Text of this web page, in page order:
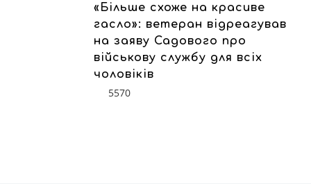
«Більше схоже на красиве
гасло»: ветеран відреагував
на заяву Садового про
військову службу для всіх
чоловіків
5570